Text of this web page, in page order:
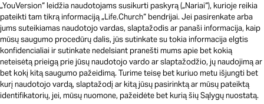
„YouVersion“ leidžia naudotojams susikurti paskyrą („Nariai“), kurioje reikia
pateikti tam tikrą informaciją „Life.Church“ bendrijai. Jei pasirenkate arba
jums suteikiamas naudotojo vardas, slaptažodis ar panaši informacija, kaip
mūsų saugumo procedūrų dalis, jūs sutinkate su tokia informacija elgtis
konfidencialiai ir sutinkate nedelsiant pranešti mums apie bet kokią
neteisėtą prieigą prie jūsų naudotojo vardo ar slaptažodžio, jų naudojimą ar
bet kokį kitą saugumo pažeidimą. Turime teisę bet kuriuo metu išjungti bet
kurį naudotojo vardą, slaptažodį ar kitą jūsų pasirinktą ar mūsų pateiktą
identifikatorių, jei, mūsų nuomone, pažeidėte bet kurią šių Sąlygų nuostatą.